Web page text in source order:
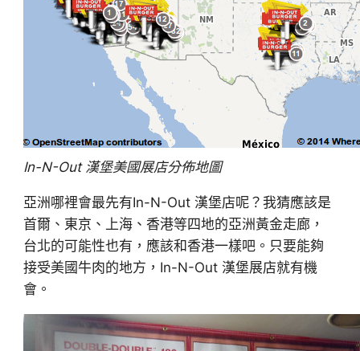
In-N-Out 漢堡美國展店分佈地圖
亞洲哪裡會最先有In-N-Out 漢堡店呢？我猜應該是
首爾、東京、上海、香港等四地的亞洲黃金走廊，
台北的可能性也有，應該和香港一樣吧。只要能夠
接受美國牛肉的地方，In-N-Out 漢堡展店就有機
會。